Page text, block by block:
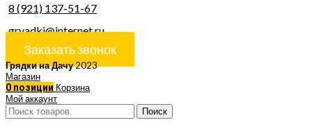
8 (921) 137-51-67
gryadki@internet.ru
Заказать звонок
Грядки на Дачу2023
Магазин
0 позиции Корзина
Мой аккаунт
Поиск